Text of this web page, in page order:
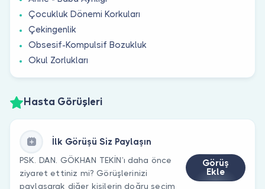
Çocukluk Dönemi Korkuları
Çekingenlik
Obsesif-Kompulsif Bozukluk
Okul Zorlukları
Hasta Görüşleri
İlk Görüşü Siz Paylaşın
PSK. DAN. GÖKHAN TEKİN’ı daha önce
ziyaret ettiniz mi? Görüşlerinizi
paylaşarak diğer kişilerin doğru seçim
Görüş
Ekle